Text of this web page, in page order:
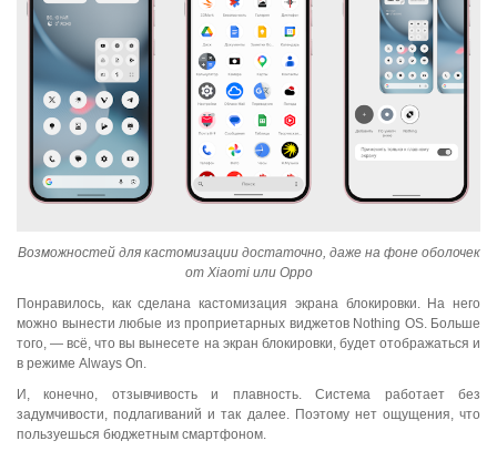
Возможностей для кастомизации достаточно, даже на фоне оболочек
от Xiaomi или Oppo
Понравилось, как сделана кастомизация экрана блокировки. На него
можно вынести любые из проприетарных виджетов Nothing OS. Больше
того, — всё, что вы вынесете на экран блокировки, будет отображаться и
в режиме Always On.
И, конечно, отзывчивость и плавность. Система работает без
задумчивости, подлагиваний и так далее. Поэтому нет ощущения, что
пользуешься бюджетным смартфоном.